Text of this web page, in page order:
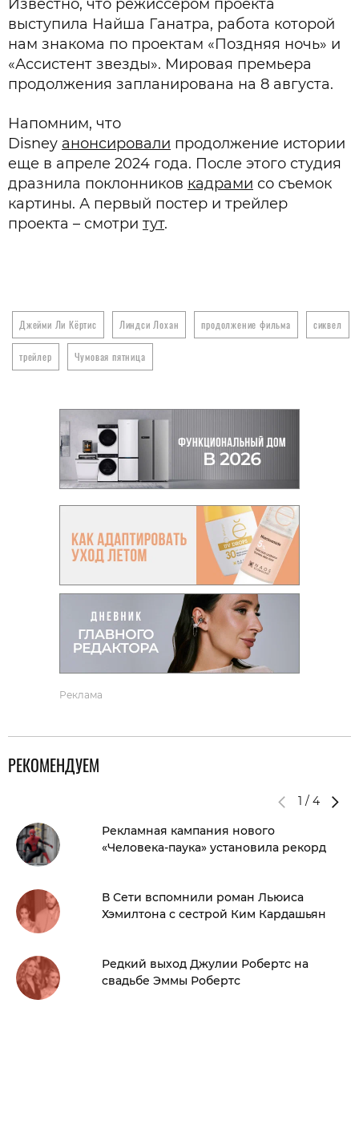
Известно, что режиссером проекта
выступила Найша Ганатра, работа которой
нам знакома по проектам «Поздняя ночь» и
«Ассистент звезды». Мировая премьера
продолжения запланирована на 8 августа.
Напомним, что
Disney анонсировали продолжение истории
еще в апреле 2024 года. После этого студия
дразнила поклонников кадрами со съемок
картины. А первый постер и трейлер
проекта – смотри тут.
Джейми Ли Кёртис Линдси Лохан продолжение фильма сиквел
трейлер Чумовая пятница
Реклама
РЕКОМЕНДУЕМ
1 / 4
Рекламная кампания нового
«Человека-паука» установила рекорд
В Сети вспомнили роман Льюиса
Хэмилтона с сестрой Ким Кардашьян
Редкий выход Джулии Робертс на
свадьбе Эммы Робертс